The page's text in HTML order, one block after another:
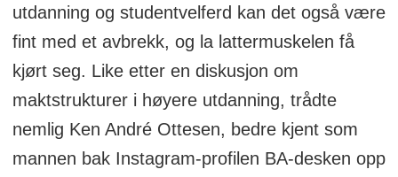
utdanning og studentvelferd kan det også være
fint med et avbrekk, og la lattermuskelen få
kjørt seg. Like etter en diskusjon om
maktstrukturer i høyere utdanning, trådte
nemlig Ken André Ottesen, bedre kjent som
mannen bak Instagram-profilen BA-desken opp